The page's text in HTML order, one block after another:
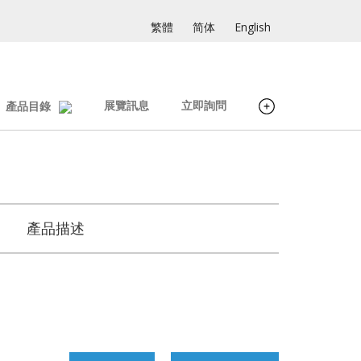
繁體 简体 English
產品目錄 展覽訊息 立即詢問
產品描述